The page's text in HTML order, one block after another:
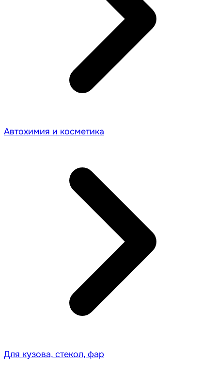
Автохимия и косметика
Для кузова, стекол, фар